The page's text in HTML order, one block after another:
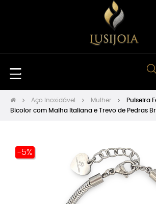
Toggle
navigation
☰
Aço Inoxidável Mulher
Pulseira
Bicolor com Malha Italiana e Trevo de Pedras
-5%